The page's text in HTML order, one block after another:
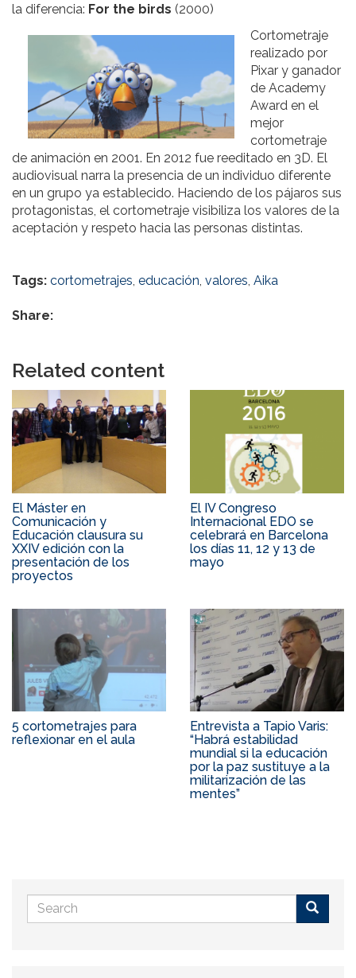
la diferencia: For the birds (2000)
Cortometraje
realizado por
Pixar y ganador
de Academy
Award en el
mejor
cortometraje
de animación en 2001. En 2012 fue reeditado en 3D. El
audiovisual narra la presencia de un individuo diferente
en un grupo ya establecido. Haciendo de los pájaros sus
protagonistas, el cortometraje visibiliza los valores de la
aceptación y respeto hacia las personas distintas.
Tags: cortometrajes, educación, valores, Aika
Share:
Related content
El Máster en
Comunicación y
Educación clausura su
XXIV edición con la
presentación de los
proyectos
El IV Congreso
Internacional EDO se
celebrará en Barcelona
los días 11, 12 y 13 de
mayo
5 cortometrajes para
reflexionar en el aula
Entrevista a Tapio Varis:
“Habrá estabilidad
mundial si la educación
por la paz sustituye a la
militarización de las
mentes”
Search
form